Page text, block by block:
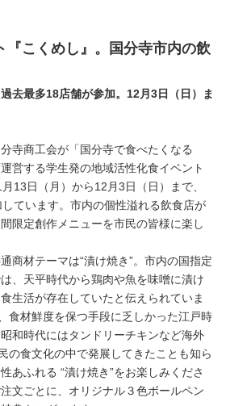
『こくめし』。国分寺市内の飲
去最多18店舗が参加。 12月 3 日（日）ま
寺商工会が「国分寺で食べたくなる
営する学生発の地域活性化食イベント
13日（月）から12月3日（日）まで、
ています。市内の個性溢れる飲食店が
限定創作メニューを市民の皆様に楽し
商材テーマは“漬け焼き”。市内の国指定
、天平時代から鶏肉や魚を味噌に漬け
生活が存在していたと伝えられていま
食材鮮度を保つ手段に乏しかった江戸時
和時代にはタンドリーチキンなど海外
の食文化の中で発展してきたことも知ら
あふれる “漬け焼き”をお楽しみくださ
文ごとに、オリジナル３色ボールペン